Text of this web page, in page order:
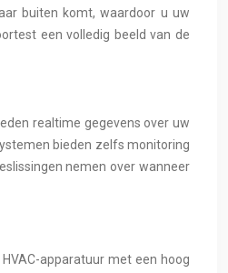
buiten komt, waardoor u uw
een volledig beeld van de
realtime gegevens over uw
bieden zelfs monitoring
nemen over wanneer
apparatuur met een hoog